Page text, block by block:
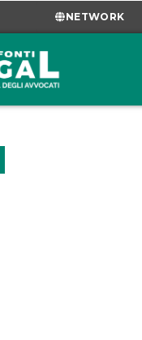
NETWORK